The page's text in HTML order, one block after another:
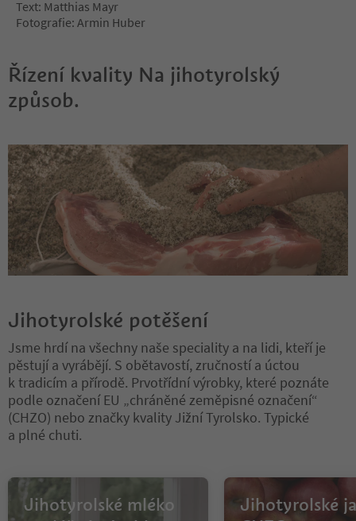
Text: Matthias Mayr
Fotografie: Armin Huber
Řízení kvality Na jihotyrolský
způsob.
Jihotyrolské potěšení
Jsme hrdí na všechny naše speciality a na lidi, kteří je
pěstují a vyrábějí. S obětavostí, zručností a úctou
k tradicím a přírodě. Prvotřídní výrobky, které poznáte
podle označení EU „chráněné zeměpisné označení“
(CHZO) nebo značky kvality Jižní Tyrolsko. Typické
a plné chuti.
Jihotyrolské mléko
Jihotyrolské